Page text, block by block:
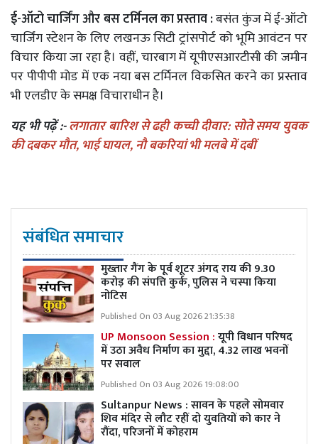
ई-ऑटो चार्जिंग और बस टर्मिनल का प्रस्ताव :बसंत कुंज में ई-ऑटो
चार्जिंग स्टेशन के लिए लखनऊ सिटी ट्रांसपोर्ट को भूमि आवंटन पर
विचार किया जा रहा है। वहीं, चारबाग में यूपीएसआरटीसी की जमीन
पर पीपीपी मोड में एक नया बस टर्मिनल विकसित करने का प्रस्ताव
भी एलडीए के समक्ष विचाराधीन है।
यह भी पढ़ें :-लगातार बारिश से ढही कच्ची दीवार: सोते समय युवक
की दबकर मौत, भाई घायल, नौ बकरियां भी मलबे में दबीं
संबंधित समाचार
मुख्तार गैंग के पूर्व शूटर अंगद राय की 9.30
करोड़ की संपत्ति कुर्क, पुलिस ने चस्पा किया
नोटिस
Published On 03 Aug 2026 21:35:38
UP Monsoon Session :यूपी विधान परिषद
में उठा अवैध निर्माण का मुद्दा, 4.32 लाख भवनों
पर सवाल
Published On 03 Aug 2026 19:08:00
Sultanpur News : सावन के पहले सोमवार
शिव मंदिर से लौट रहीं दो युवतियों को कार ने
रौंदा, परिजनों में कोहराम